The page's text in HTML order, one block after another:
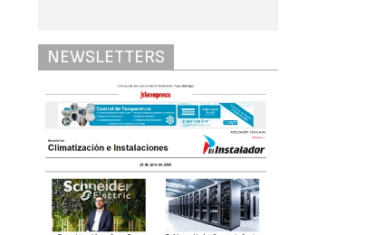
NEWSLETTERS